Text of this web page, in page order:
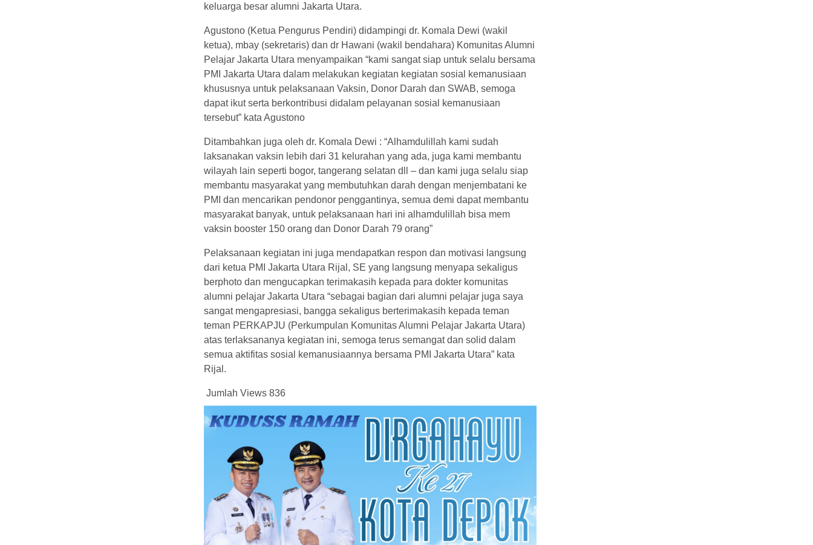
keluarga besar alumni Jakarta Utara.
Agustono (Ketua Pengurus Pendiri) didampingi dr. Komala Dewi (wakil
ketua), mbay (sekretaris) dan dr Hawani (wakil bendahara) Komunitas Alumni
Pelajar Jakarta Utara menyampaikan “kami sangat siap untuk selalu bersama
PMI Jakarta Utara dalam melakukan kegiatan kegiatan sosial kemanusiaan
khususnya untuk pelaksanaan Vaksin, Donor Darah dan SWAB, semoga
dapat ikut serta berkontribusi didalam pelayanan sosial kemanusiaan
tersebut” kata Agustono
Ditambahkan juga oleh dr. Komala Dewi : “Alhamdulillah kami sudah
laksanakan vaksin lebih dari 31 kelurahan yang ada, juga kami membantu
wilayah lain seperti bogor, tangerang selatan dll – dan kami juga selalu siap
membantu masyarakat yang membutuhkan darah dengan menjembatani ke
PMI dan mencarikan pendonor penggantinya, semua demi dapat membantu
masyarakat banyak, untuk pelaksanaan hari ini alhamdulillah bisa mem
vaksin booster 150 orang dan Donor Darah 79 orang”
Pelaksanaan kegiatan ini juga mendapatkan respon dan motivasi langsung
dari ketua PMI Jakarta Utara Rijal, SE yang langsung menyapa sekaligus
berphoto dan mengucapkan terimakasih kepada para dokter komunitas
alumni pelajar Jakarta Utara “sebagai bagian dari alumni pelajar juga saya
sangat mengapresiasi, bangga sekaligus berterimakasih kepada teman
teman PERKAPJU (Perkumpulan Komunitas Alumni Pelajar Jakarta Utara)
atas terlaksananya kegiatan ini, semoga terus semangat dan solid dalam
semua aktifitas sosial kemanusiaannya bersama PMI Jakarta Utara” kata
Rijal.
Jumlah Views 836